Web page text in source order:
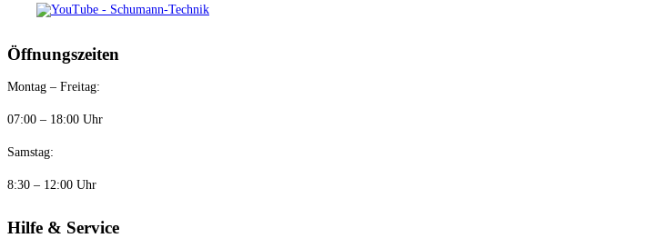
Öffnungszeiten
Montag – Freitag:
07:00 – 18:00 Uhr
Samstag:
8:30 – 12:00 Uhr
Hilfe & Service